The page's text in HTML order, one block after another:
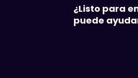
¿Listo para
puede